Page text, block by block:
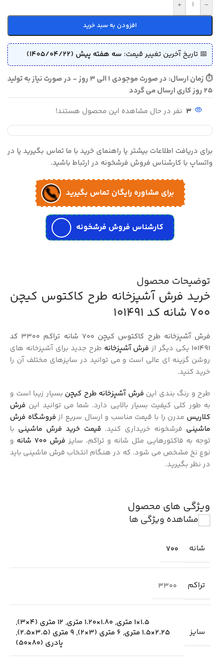
-
+
افزودن به سبد خرید
📅 تاریخ آخرین تغییر قیمت: سه هفته پیش (1405/04/22)
⏱ زمان ارسال: در صورت موجودی 1 الی 3 روز - در صورت نیاز به تولید
25 روز کاری ارسال می گردد
3 نفر در حال مشاهده این محصول هستند!
برای دریافت اطلاعات بیشتر یا راهنمای خرید با ما تماس بگیرید یا در
واتساپ با کارشناس فروش فرشخونه در ارتباط باشید.
برای مشاوره رایگان تماس بگیرید
کارشناس فروش فرشخونه
توضیحات محصول
خرید فرش آشپزخانه طرح کاکتوس کیچن
700 شانه کد 101491
فرش آشپزخانه طرح کاکتوس کیچن 700 شانه تراکم 3300 کد
101491 یکی دیگر از فرش آشپزخانه طرح جدید برای آشپزخانه های
روشن گزینه ای عالی است و می توانید در سایزهای مختلف آن را
خرید کنید.
طرح و رنگ بندی این فرش آشپزخانه طرح کیچن بسیار زیبا است و
به طور کلی کیفیت بسیار بالایی دارد. شما می توانید این فرش
کلاریس مدرن را با قیمت مناسب و ارسال سریع از فروشگاه فرش
ماشینی فرشخونه خریداری کنید. قیمت خرید فرش ماشینی با
توجه به فاکتورهایی مثل شانه و تراکم، سایز فرش 700 شانه
و
نوع نخ مشخص می شود. که در هنگام انتخاب فرش ماشینی باید
در نظر بگیرید.
ویژگی های محصول
مشاهده ویژگی ها
شانه 700
تراکم 3300
سایز
1.5×1 متری , 1.80×1.20 متری , 12 متری (4×3)
,
2.25×1.5 متری
, 6 متری (3×2) , 9 متری (3.5×2.5)
,
پادری (80×50)